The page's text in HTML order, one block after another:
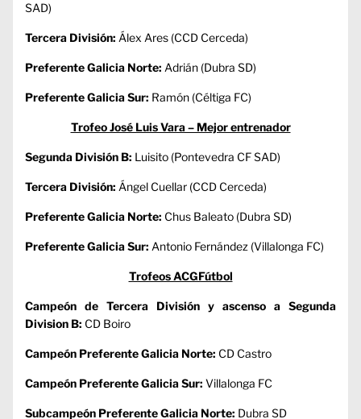
SAD)
Tercera División: Álex Ares (CCD Cerceda)
Preferente Galicia Norte: Adrián (Dubra SD)
Preferente Galicia Sur: Ramón (Céltiga FC)
Trofeo José Luis Vara – Mejor entrenador
Segunda División B: Luisito (Pontevedra CF SAD)
Tercera División: Ángel Cuellar (CCD Cerceda)
Preferente Galicia Norte: Chus Baleato (Dubra SD)
Preferente Galicia Sur: Antonio Fernández (Villalonga FC)
Trofeos ACGFútbol
Campeón de Tercera División y ascenso a Segunda
Division B: CD Boiro
Campeón Preferente Galicia Norte: CD Castro
Campeón Preferente Galicia Sur: Villalonga FC
Subcampeón Preferente Galicia Norte: Dubra SD